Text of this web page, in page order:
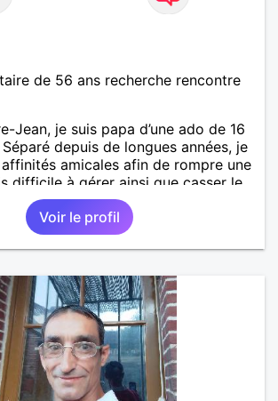
de 56 ans recherche rencontre
Jean, je suis papa d’une ado de 16
depuis de longues années, je
amicales afin de rompre une
difficile à gérer ainsi que casser le
L’amitié reste extrêmement
yeux mais peut se décliner en des
puissants. « Le temps fera son
Schopenhauer, philosophe
locace. Je suis bourré de qualités
défauts. Je suis altruiste,
attentionné, honnête,
de caractère et compréhensif : je
» beaucoup de choses. Mais ne vous
Mesdames, si une personne que
une fois, il n’y aura pas de seconde
Voir le profil